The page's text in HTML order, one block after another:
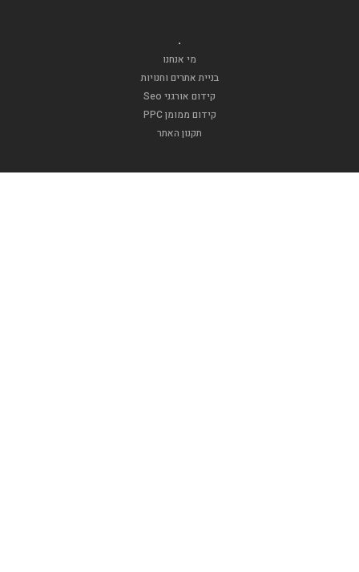
.
מי אנחנו
בניית אתרים וחנויות
קידום אורגני Seo
קידום ממומן PPC
תקנון האתר